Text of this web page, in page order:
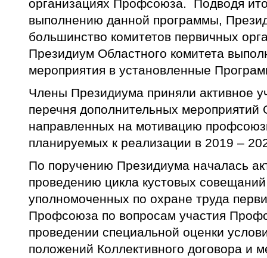
организациях Профсоюза. Подводя
выполнению данной программы,
большинство комитетов первичных
Президиум Областного комитета
мероприятия в установленные
Члены Президиума приняли активное
перечня дополнительных мероприятий
направленных на мотивацию
планируемых к реализации в 2019 –
По поручению Президиума началась
проведению цикла кустовых
уполномоченных по охране труда
Профсоюза по вопросам участия
проведении специальной оценки
положений Коллективного договора и